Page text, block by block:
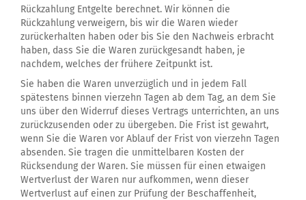
Rückzahlung Entgelte berechnet. Wir können die
Rückzahlung verweigern, bis wir die Waren wieder
zurückerhalten haben oder bis Sie den Nachweis erbracht
haben, dass Sie die Waren zurückgesandt haben, je
nachdem, welches der frühere Zeitpunkt ist.
Sie haben die Waren unverzüglich und in jedem Fall
spätestens binnen vierzehn Tagen ab dem Tag, an dem Sie
uns über den Widerruf dieses Vertrags unterrichten, an uns
zurückzusenden oder zu übergeben. Die Frist ist gewahrt,
wenn Sie die Waren vor Ablauf der Frist von vierzehn Tagen
absenden. Sie tragen die unmittelbaren Kosten der
Rücksendung der Waren. Sie müssen für einen etwaigen
Wertverlust der Waren nur aufkommen, wenn dieser
Wertverlust auf einen zur Prüfung der Beschaffenheit,